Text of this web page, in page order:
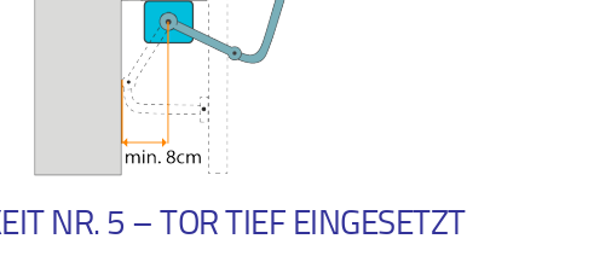
NR. 5 – TOR TIEF EINGESETZT